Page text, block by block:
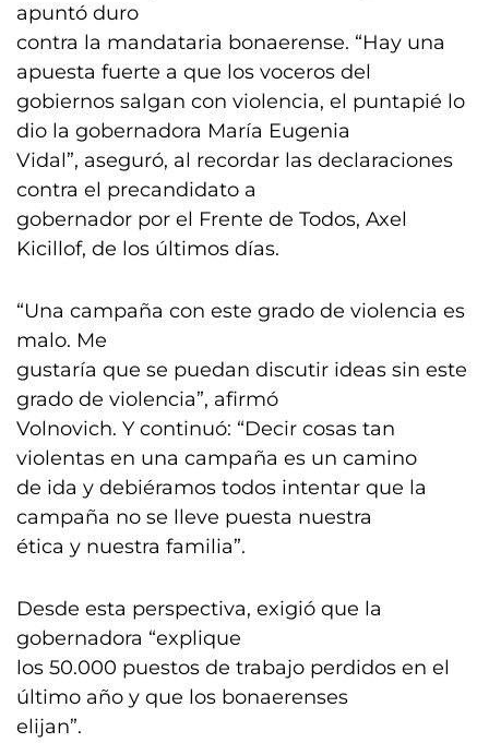
apuntó duro
contra la mandataria bonaerense. “Hay una
apuesta fuerte a que los voceros del
gobiernos salgan con violencia, el puntapié lo
dio la gobernadora María Eugenia
Vidal”, aseguró, al recordar las declaraciones
contra el precandidato a
gobernador por el Frente de Todos, Axel
Kicillof, de los últimos días.
“Una campaña con este grado de violencia es
malo. Me
gustaría que se puedan discutir ideas sin este
grado de violencia”, afirmó
Volnovich. Y continuó: “Decir cosas tan
violentas en una campaña es un camino
de ida y debiéramos todos intentar que la
campaña no se lleve puesta nuestra
ética y nuestra familia”.
Desde esta perspectiva, exigió que la
gobernadora “explique
los 50.000 puestos de trabajo perdidos en el
último año y que los bonaerenses
elijan”.